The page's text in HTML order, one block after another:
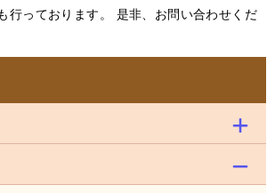
行っております。 是非、お問い合わせくだ